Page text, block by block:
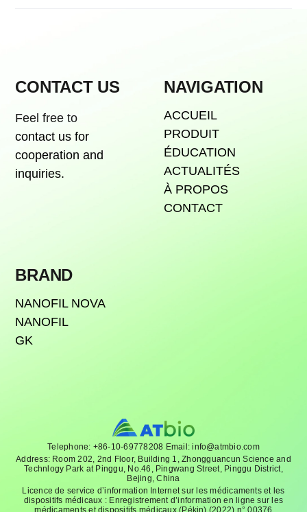
CONTACT US
Feel free to
contact us for
cooperation and
inquiries.
NAVIGATION
ACCUEIL
PRODUIT
ÉDUCATION
ACTUALITÉS
À PROPOS
CONTACT
BRAND
NANOFIL NOVA
NANOFIL
GK
Telephone: +86-10-69778208 Email: info@atmbio.com
Address: Room 202, 2nd Floor, Building 1, Zhongguancun Science and
Technlogy Park at Pinggu, No.46, Pingwang Street, Pinggu District,
Bejing, China
Licence de service d’information Internet sur les médicaments et les
dispositifs médicaux : Enregistrement d’information en ligne sur les
médicaments et dispositifs médicaux (Pékin) (2022) n° 00376